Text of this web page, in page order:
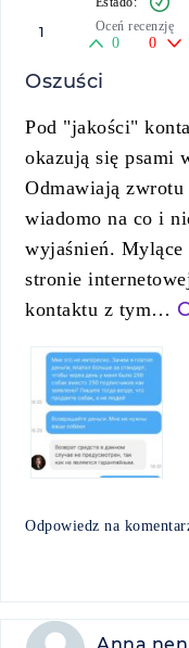
1 Oceń recenzję
0 0
Oszuści
Pod "jakości"
okazują się psami
Odmawiają zwrotu
wiadomo na co i
wyjaśnień. Mylące
stronie
kontaktu z tym…
Odpowiedz na